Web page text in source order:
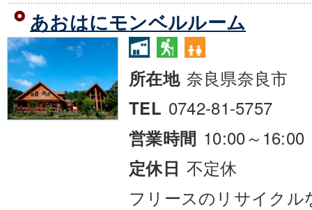
あおはにモンベルルーム
所在地 奈良県奈良市
TEL 0742-81-5757
営業時間 10:00～16:00
定休日 不定休
フリースのリサイク